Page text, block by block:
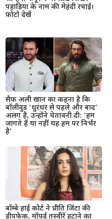
पहाड़िया के नाम की मेहंदी रचाई।
फ़ोटो देखें
सैफ अली खान का कहना है कि
बॉलीवुड ‘धुरंधर से पहले और बाद’
अलग है, उन्होंने चेतावनी दी: ‘हम
जागते हैं या नहीं यह हम पर निर्भर
है’
बॉम्बे हाई कोर्ट ने प्रीति जिंटा की
डीपफेक, मॉर्फ्ड तस्वीरें हटाने का